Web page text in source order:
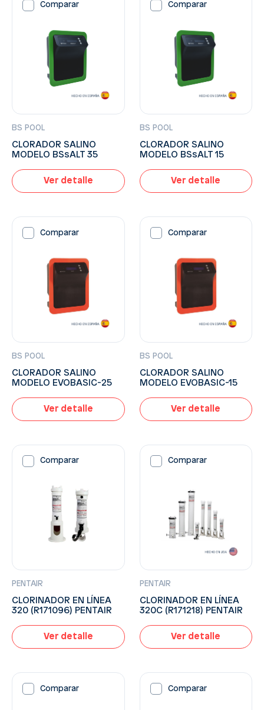
Comparar
BS POOL
CLORADOR SALINO
MODELO BSsALT 35
Ver detalle
Comparar
BS POOL
CLORADOR SALINO
MODELO BSsALT 15
Ver detalle
Comparar
BS POOL
CLORADOR SALINO
MODELO EVOBASIC-25
Ver detalle
Comparar
BS POOL
CLORADOR SALINO
MODELO EVOBASIC-15
Ver detalle
Comparar
PENTAIR
CLORINADOR EN LÍNEA
320 (R171096) PENTAIR
Ver detalle
Comparar
PENTAIR
CLORINADOR EN LÍNEA
320C (R171218) PENTAIR
Ver detalle
Comparar Comparar